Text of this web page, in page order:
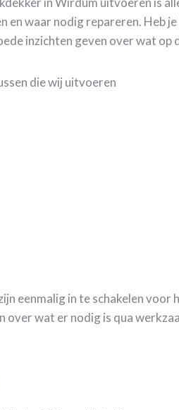
en waar nodig repareren. Heb
inzichten geven over wat op
die wij uitvoeren
eenmalig in te schakelen
wat er nodig is qua